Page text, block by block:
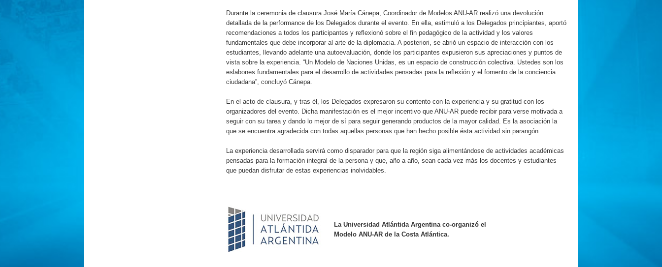
Durante la ceremonia de clausura José María Cánepa, Coordinador de Modelos ANU-AR realizó una devolución
detallada de la performance de los Delegados durante el evento. En ella, estimuló a los Delegados principiantes, aportó
recomendaciones a todos los participantes y reflexionó sobre el fin pedagógico de la actividad y los valores
fundamentales que debe incorporar al arte de la diplomacia. A posteriori, se abrió un espacio de interacción con los
estudiantes, llevando adelante una autoevaluación, donde los participantes expusieron sus apreciaciones y puntos de
vista sobre la experiencia. “Un Modelo de Naciones Unidas, es un espacio de construcción colectiva. Ustedes son los
eslabones fundamentales para el desarrollo de actividades pensadas para la reflexión y el fomento de la conciencia
ciudadana”, concluyó Cánepa.
En el acto de clausura, y tras él, los Delegados expresaron su contento con la experiencia y su gratitud con los
organizadores del evento. Dicha manifestación es el mejor incentivo que ANU-AR puede recibir para verse motivada a
seguir con su tarea y dando lo mejor de sí para seguir generando productos de la mayor calidad. Es la asociación la
que se encuentra agradecida con todas aquellas personas que han hecho posible ésta actividad sin parangón.
La experiencia desarrollada servirá como disparador para que la región siga alimentándose de actividades académicas
pensadas para la formación integral de la persona y que, año a año, sean cada vez más los docentes y estudiantes
que puedan disfrutar de estas experiencias inolvidables.
La Universidad Atlántida Argentina co-organizó el
Modelo ANU-AR de la Costa Atlántica.